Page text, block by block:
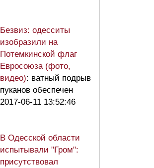
Безвиз: одесситы
изобразили на
Потемкинской флаг
Евросоюза (фото,
видео): ватный подрыв
пуканов обеспечен
2017-06-11 13:52:46
В Одесской области
испытывали "Гром":
присутствовал